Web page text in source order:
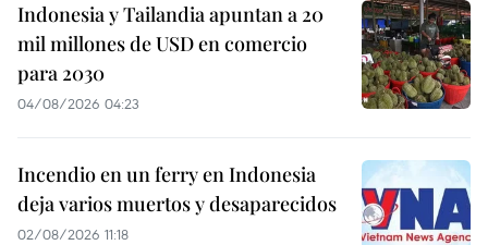
Indonesia y Tailandia apuntan a 20
mil millones de USD en comercio
para 2030
04/08/2026 04:23
Incendio en un ferry en Indonesia
deja varios muertos y desaparecidos
02/08/2026 11:18